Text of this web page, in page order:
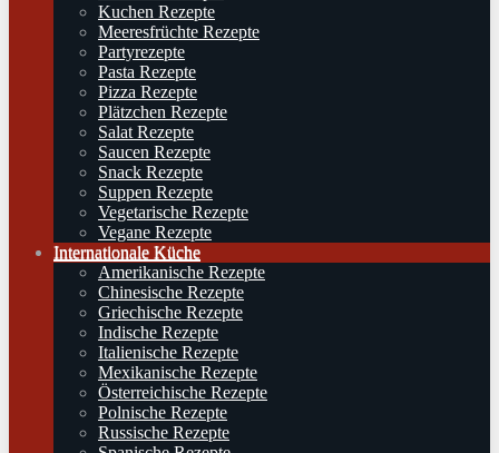
Kuchen Rezepte
Meeresfrüchte Rezepte
Partyrezepte
Pasta Rezepte
Pizza Rezepte
Plätzchen Rezepte
Salat Rezepte
Saucen Rezepte
Snack Rezepte
Suppen Rezepte
Vegetarische Rezepte
Vegane Rezepte
Internationale Küche
Amerikanische Rezepte
Chinesische Rezepte
Griechische Rezepte
Indische Rezepte
Italienische Rezepte
Mexikanische Rezepte
Österreichische Rezepte
Polnische Rezepte
Russische Rezepte